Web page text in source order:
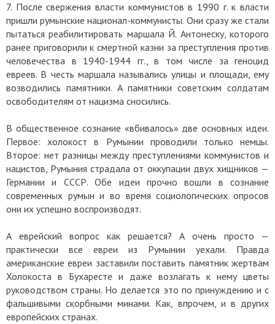
7. После свержения власти коммунистов в 1990 г. к власти
пришли румынские национал-коммунисты. Они сразу же стали
пытаться реабилитировать маршала Й. Антонеску, которого
ранее приговорили к смертной казни за преступления против
человечества в 1940-1944 гг., в том числе за геноцид
евреев. В честь маршала назывались улицы и площади, ему
возводились памятники. А памятники советским солдатам
освободителям от нацизма сносились.
В общественное сознание «вбивалось» две основных идеи.
Первое: холокост в Румынии проводили только немцы.
Второе: нет разницы между преступлениями коммунистов и
нацистов, Румыния страдала от оккупации двух хищников —
Германии и СССР. Обе идеи прочно вошли в сознание
современных румын и во время социологических опросов
они их успешно воспроизводят.
А еврейский вопрос как решается? А очень просто —
практически все евреи из Румынии уехали. Правда
американские евреи заставили поставить памятник жертвам
Холокоста в Бухаресте и даже возлагать к нему цветы
руководством страны. Но делается это по принуждению и с
фальшивыми скорбными минами. Как, впрочем, и в других
европейских странах.